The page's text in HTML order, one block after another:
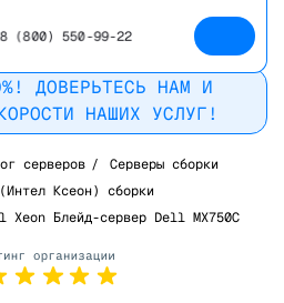
8 (800) 550-99-22
ДОВЕРЬТЕСЬ НАМ И
НАШИХ УСЛУГ!
серверов /
Серверы сборки
Ксеон) сборки
Блейд-сервер Dell MX750C